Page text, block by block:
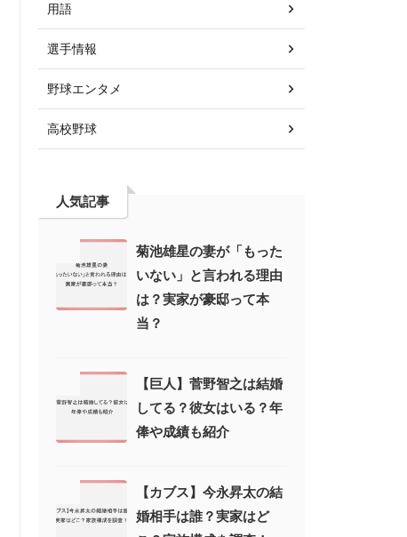
用語
選手情報
野球エンタメ
高校野球
人気記事
菊池雄星の妻が「もった
いない」と言われる理由
は？実家が豪邸って本
当？
【巨人】菅野智之は結婚
してる？彼女はいる？年
俸や成績も紹介
【カブス】今永昇太の結
婚相手は誰？実家はど